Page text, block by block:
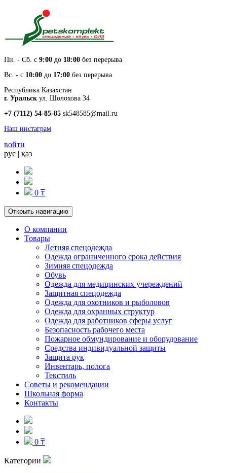
Пн. - Cб. с 9:00 до 18:00 без перерыва
Вс. - с 10:00 до 17:00 без перерыва
Республика Казахстан
г. Уральск ул. Шолохова 34
+7 (7112) 54-85-85 sk548585@mail.ru
Наш инстаграм
войти
рус | қаз
0 ₸
Открыть навигацию
О компании
Товары
Летняя спецодежда
Одежда ограниченного срока действия
Зимняя спецодежда
Обувь
Одежда для медицинских учереждений
Защитная спецодежда
Одежда для охотников и рыболовов
Одежда для охранных структур
Одежда для работников сферы услуг
Безопасность рабочего места
Пожарное обмундирование и оборудование
Средства индивидуальной защиты
Защита рук
Инвентарь, полога
Текстиль
Советы и рекомендации
Школьная форма
Контакты
0 ₸
Категории